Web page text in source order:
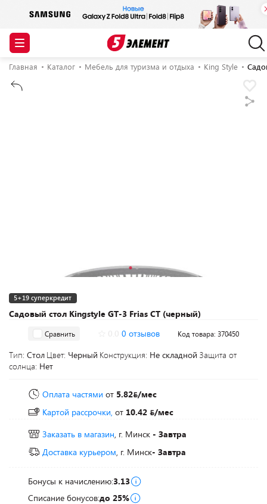
Главная Каталог Мебель для туризма и отдыха King Style
Садовый стол Kingstyle GT-3 Frias CT (черный)
5+19 суперкредит
Сравнить 0 отзывов Код товара: 370450
Тип: Стол Цвет: Черный Конструкция: Не складной Защита от
солнца: Нет
Оплата частями от 5.82 /мес
Картой рассрочки, от 10.42
/мес
Заказать в магазин, г. Минск - Завтра
Доставка курьером, г. Минск- Завтра
Бонусы к начислению:3.13
Списание бонусов:до 25%